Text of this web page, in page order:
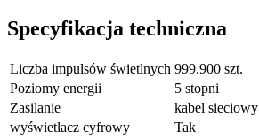
Specyfikacja techniczna
Liczba impulsów świetlnych 999.900 szt.
Poziomy energii
5 stopni
Zasilanie
kabel sieciowy
wyświetlacz cyfrowy
Tak